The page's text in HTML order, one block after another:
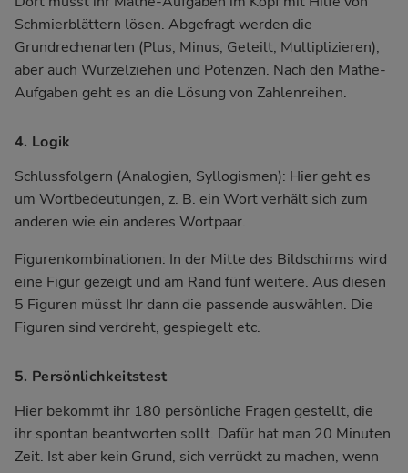
Schmierblättern lösen. Abgefragt werden die
Grundrechenarten (Plus, Minus, Geteilt, Multiplizieren),
aber auch Wurzelziehen und Potenzen. Nach den Mathe-
Aufgaben geht es an die Lösung von Zahlenreihen.
4. Logik
Schlussfolgern (Analogien, Syllogismen): Hier geht es
um Wortbedeutungen, z. B. ein Wort verhält sich zum
anderen wie ein anderes Wortpaar.
Figurenkombinationen: In der Mitte des Bildschirms wird
eine Figur gezeigt und am Rand fünf weitere. Aus diesen
5 Figuren müsst Ihr dann die passende auswählen. Die
Figuren sind verdreht, gespiegelt etc.
5. Persönlichkeitstest
Hier bekommt ihr 180 persönliche Fragen gestellt, die
ihr spontan beantworten sollt. Dafür hat man 20 Minuten
Zeit. Ist aber kein Grund, sich verrückt zu machen, wenn